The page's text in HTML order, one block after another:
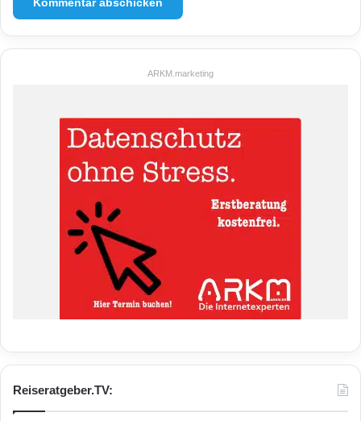
ARKM.marketing
Reiseratgeber.TV: